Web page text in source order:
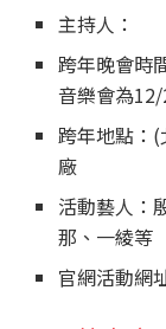
主持人：
跨年晚會時
音樂會為12/
跨年地點：
廠
活動藝人：
那、一綾等
官網活動網